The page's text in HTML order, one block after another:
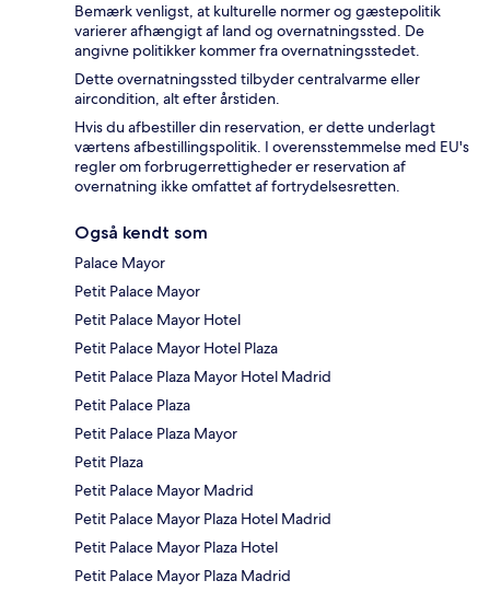
Bemærk venligst, at kulturelle normer og gæstepolitik
varierer afhængigt af land og overnatningssted. De
angivne politikker kommer fra overnatningsstedet.
Dette overnatningssted tilbyder centralvarme eller
aircondition, alt efter årstiden.
Hvis du afbestiller din reservation, er dette underlagt
værtens afbestillingspolitik. I overensstemmelse med EU's
regler om forbrugerrettigheder er reservation af
overnatning ikke omfattet af fortrydelsesretten.
Også kendt som
Palace Mayor
Petit Palace Mayor
Petit Palace Mayor Hotel
Petit Palace Mayor Hotel Plaza
Petit Palace Plaza Mayor Hotel Madrid
Petit Palace Plaza
Petit Palace Plaza Mayor
Petit Plaza
Petit Palace Mayor Madrid
Petit Palace Mayor Plaza Hotel Madrid
Petit Palace Mayor Plaza Hotel
Petit Palace Mayor Plaza Madrid